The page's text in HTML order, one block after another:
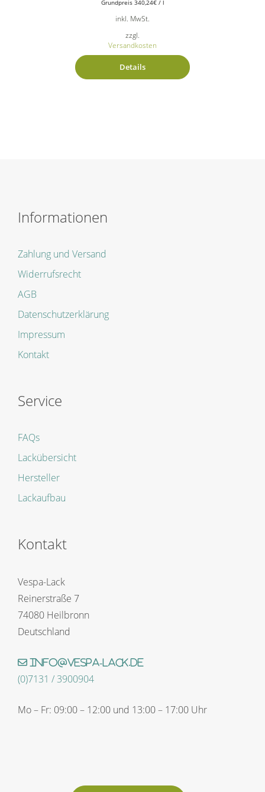
Grundpreis 340,24€/ l
inkl. MwSt.
zzgl.
Versandkosten
Details
Informationen
Zahlung und Versand
Widerrufsrecht
AGB
Datenschutzerklärung
Impressum
Kontakt
Service
FAQs
Lackübersicht
Hersteller
Lackaufbau
Kontakt
Vespa-Lack
Reinerstraße 7
74080 Heilbronn
Deutschland
info@vespa-lack.de
(0)7131 / 3900904
Mo – Fr: 09:00 – 12:00 und 13:00 – 17:00 Uhr